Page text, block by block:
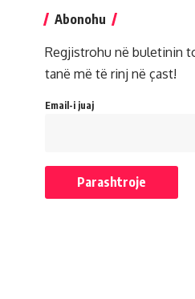
Abonohu
Regjistrohu në buletinin
tanë më të rinj në çast!
Email-i juaj